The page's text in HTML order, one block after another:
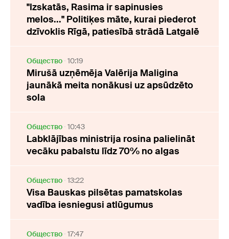
"Izskatās, Rasima ir sapinusies
melos..." Politiķes māte, kurai piederot
dzīvoklis Rīgā, patiesībā strādā Latgalē
Oбщество 10:19
Mirušā uzņēmēja Valērija Maligina
jaunākā meita nonākusi uz apsūdzēto
sola
Oбщество 10:43
Labklājības ministrija rosina palielināt
vecāku pabalstu līdz 70% no algas
Oбщество 13:22
Visa Bauskas pilsētas pamatskolas
vadība iesniegusi atlūgumus
Oбщество 17:47